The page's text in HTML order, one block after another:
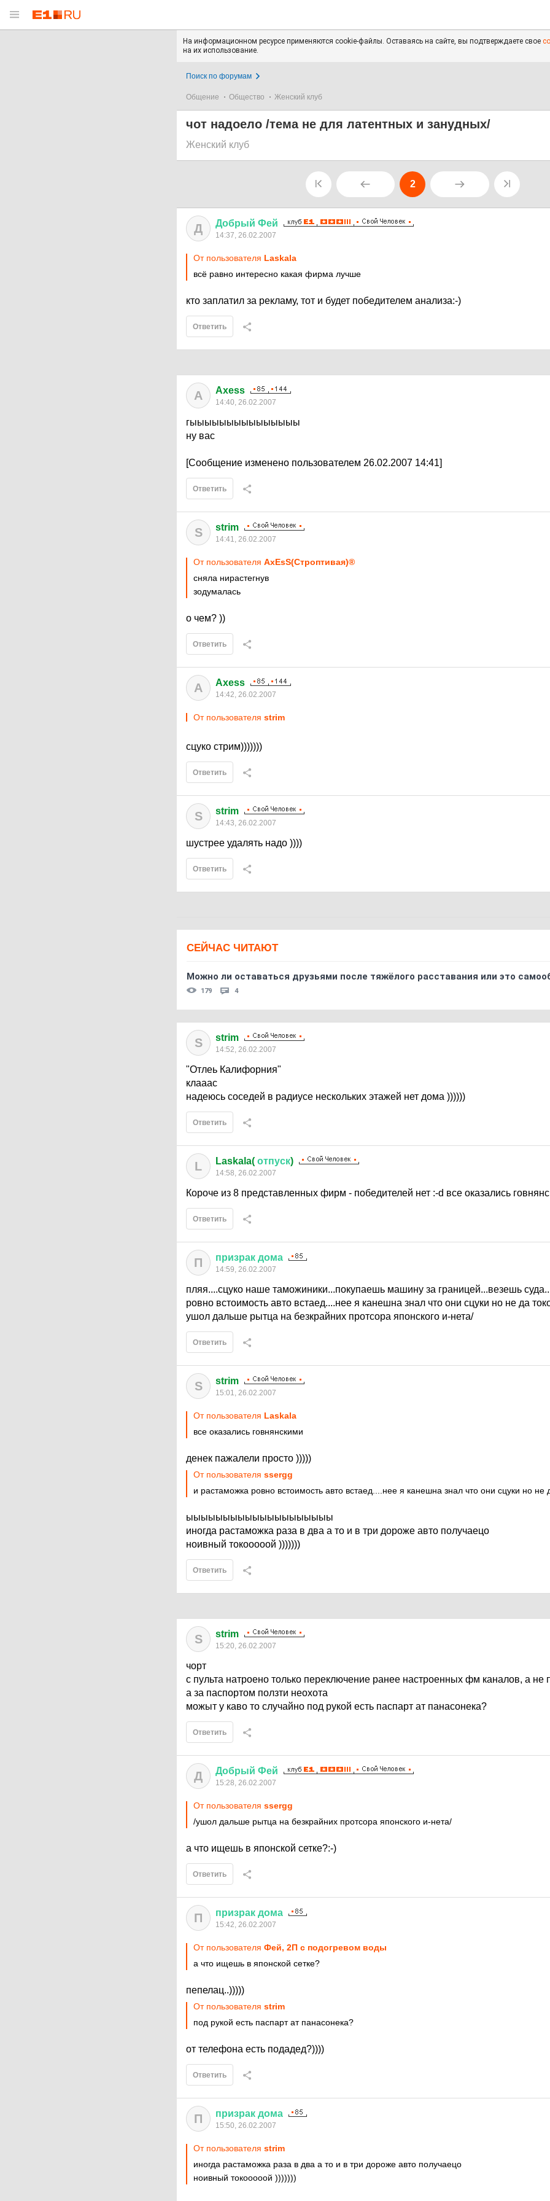
На информационном ресурсе применяются cookie-файлы. Оставаясь на сайте, вы подтверждаете свое
на их использование.
Поиск по форумам
Общение Общество Женский клуб
чот надоело /тема не для латентных и занудных/
Женский клуб
2
Д Добрый Фей
14:37, 26.02.2007
От пользователя Laskala
всё равно интересно какая фирма лучше
кто заплатил за рекламу, тот и будет победителем анализа:-)
Ответить
A Axess
14:40, 26.02.2007
гыыыыыыыыыыыыыыы
ну вас
[Сообщение изменено пользователем 26.02.2007 14:41]
Ответить
S strim
14:41, 26.02.2007
От пользователя AxEsS(Строптивая)®
сняла нирастегнув
зодумалась
о чем? ))
Ответить
A Axess
14:42, 26.02.2007
От пользователя strim
сцуко стрим)))))))
Ответить
S strim
14:43, 26.02.2007
шустрее удалять надо ))))
Ответить
СЕЙЧАС ЧИТАЮТ
Можно ли оставаться друзьями после тяжёлого расставания или это
179 4
S strim
14:52, 26.02.2007
"Отлеь Калифорния"
клааас
надеюсь соседей в радиусе нескольких этажей нет дома ))))))
Ответить
L Laskala( отпуск)
14:58, 26.02.2007
Короче из 8 представленных фирм - победителей нет :-d все оказались
Ответить
П призрак дома
14:59, 26.02.2007
пляя....сцуко наше таможиники...покупаешь машину за границей...везешь
ровно встоимость авто встаед....нее я канешна знал что они сцуки но не да
ушол дальше рытца на безкрайних протсора японского и-нета/
Ответить
S strim
15:01, 26.02.2007
От пользователя Laskala
все оказались говнянскими
денек пажалели просто )))))
От пользователя ssergg
и растаможка ровно встоимость авто встаед....нее я канешна знал что они сцуки но не
ыыыыыыыыыыыыыыыыыыыы
иногда растаможка раза в два а то и в три дороже авто получаецо
ноивный токооооой )))))))
Ответить
S strim
15:20, 26.02.2007
чорт
с пульта натроено только переключение ранее настроенных фм каналов, а не
а за паспортом ползти неохота
можыт у каво то случайно под рукой есть паспарт ат панасонека?
Ответить
Д Добрый Фей
15:28, 26.02.2007
От пользователя ssergg
/ушол дальше рытца на безкрайних протсора японского и-нета/
а что ищешь в японской сетке?:-)
Ответить
П призрак дома
15:42, 26.02.2007
От пользователя Фей, 2П с подогревом воды
а что ищешь в японской сетке?
пепелац..)))))
От пользователя strim
под рукой есть паспарт ат панасонека?
от телефона есть подадед?))))
Ответить
П призрак дома
15:50, 26.02.2007
От пользователя strim
иногда растаможка раза в два а то и в три дороже авто получаецо
ноивный токооооой )))))))